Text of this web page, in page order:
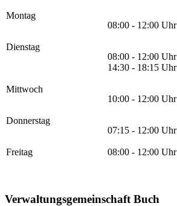
Montag
08:00 - 12:00 Uhr
Dienstag
08:00 - 12:00 Uhr
14:30 - 18:15 Uhr
Mittwoch
10:00 - 12:00 Uhr
Donnerstag
07:15 - 12:00 Uhr
Freitag 08:00 - 12:00 Uhr
Verwaltungsgemeinschaft Buch